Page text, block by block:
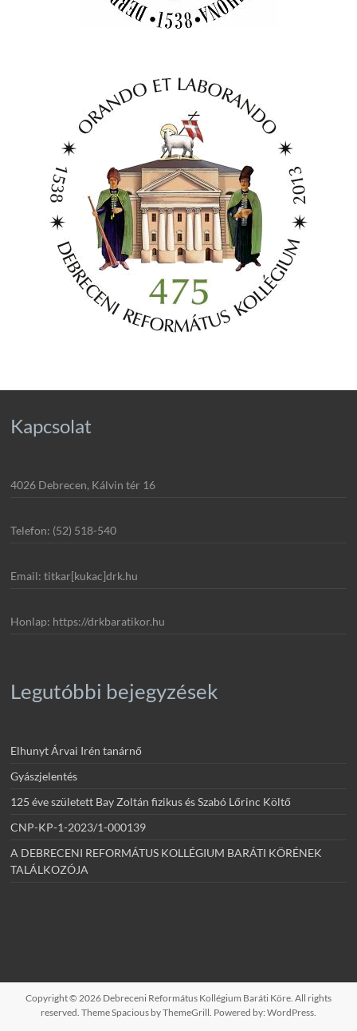
Kapcsolat
4026 Debrecen, Kálvin tér 16
Telefon: (52) 518-540
Email: titkar[kukac]drk.hu
Honlap: https://drkbaratikor.hu
Legutóbbi bejegyzések
Elhunyt Árvai Irén tanárnő
Gyászjelentés
125 éve született Bay Zoltán fizikus és Szabó Lőrinc Költő
CNP-KP-1-2023/1-000139
A DEBRECENI REFORMÁTUS KOLLÉGIUM BARÁTI KÖRÉNEK
TALÁLKOZÓJA
Copyright © 2026 Debreceni Református Kollégium Baráti Köre. All rights
reserved. ThemeSpaciousby ThemeGrill. Powered by: WordPress.